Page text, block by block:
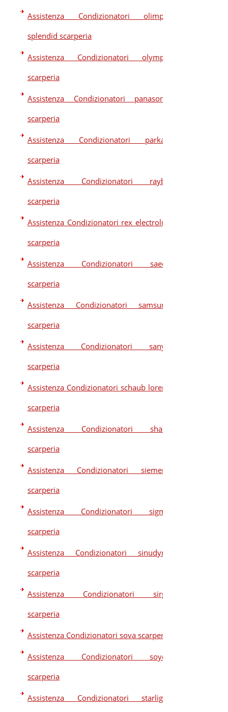
Assistenza Condizionatori olimpia
splendid scarperia
Assistenza Condizionatori olympic
scarperia
Assistenza Condizionatori panasonic
scarperia
Assistenza Condizionatori parkair
scarperia
Assistenza Condizionatori raybo
scarperia
Assistenza Condizionatori rex electrolux
scarperia
Assistenza Condizionatori saeco
scarperia
Assistenza Condizionatori samsung
scarperia
Assistenza Condizionatori sanyo
scarperia
Assistenza Condizionatori schaub lorenz
scarperia
Assistenza Condizionatori sharp
scarperia
Assistenza Condizionatori siemens
scarperia
Assistenza Condizionatori sigma
scarperia
Assistenza Condizionatori sinudyne
scarperia
Assistenza Condizionatori sirge
scarperia
Assistenza Condizionatori sova scarperia
Assistenza Condizionatori soyea
scarperia
Assistenza Condizionatori starlight